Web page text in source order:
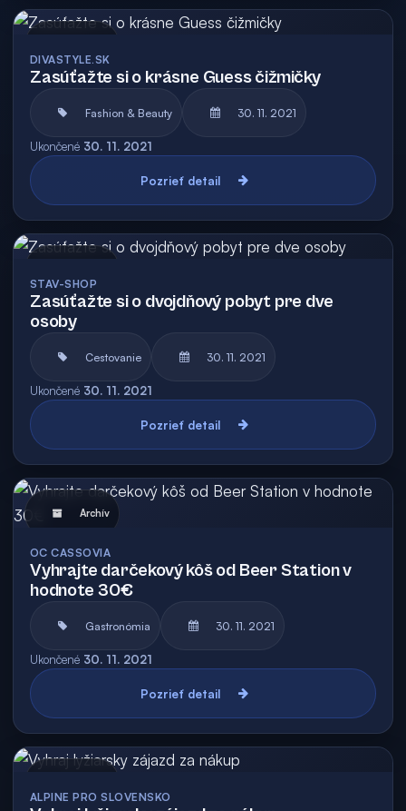
DIVASTYLE.SK
Zasúťažte si o krásne Guess čižmičky
Fashion & Beauty 30. 11. 2021
Ukončené 30. 11. 2021
Pozrieť detail
STAV-SHOP
Zasúťažte si o dvojdňový pobyt pre dve
osoby
Cestovanie 30. 11. 2021
Ukončené 30. 11. 2021
Pozrieť detail
Archív
OC CASSOVIA
Vyhrajte darčekový kôš od Beer Station v
hodnote 30€
Gastronómia 30. 11. 2021
Ukončené 30. 11. 2021
Pozrieť detail
ALPINE PRO SLOVENSKO